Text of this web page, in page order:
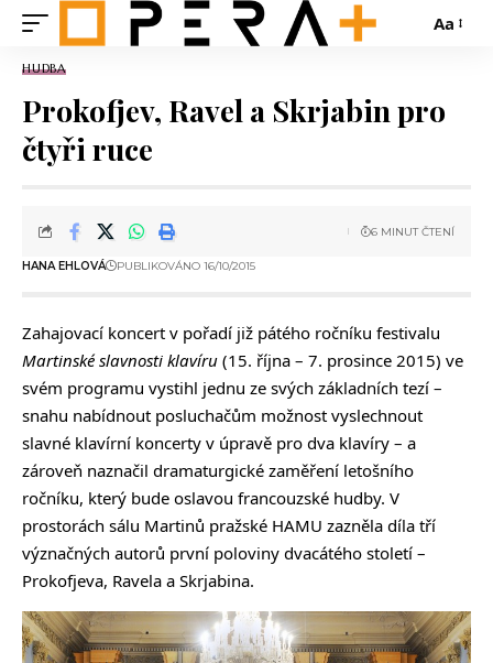
Aa
HUDBA
Prokofjev, Ravel a Skrjabin pro
čtyři ruce
HANA EHLOVÁ PUBLIKOVÁNO 16/10/2015
6 MINUT ČTENÍ
Zahajovací koncert v pořadí již pátého ročníku festivalu
Martinské slavnosti klavíru (15. října – 7. prosince 2015) ve
svém programu vystihl jednu ze svých základních tezí –
snahu nabídnout posluchačům možnost vyslechnout
slavné klavírní koncerty v úpravě pro dva klavíry – a
zároveň naznačil dramaturgické zaměření letošního
ročníku, který bude oslavou francouzské hudby. V
prostorách sálu Martinů pražské HAMU zazněla díla tří
význačných autorů první poloviny dvacátého století –
Prokofjeva, Ravela a Skrjabina.